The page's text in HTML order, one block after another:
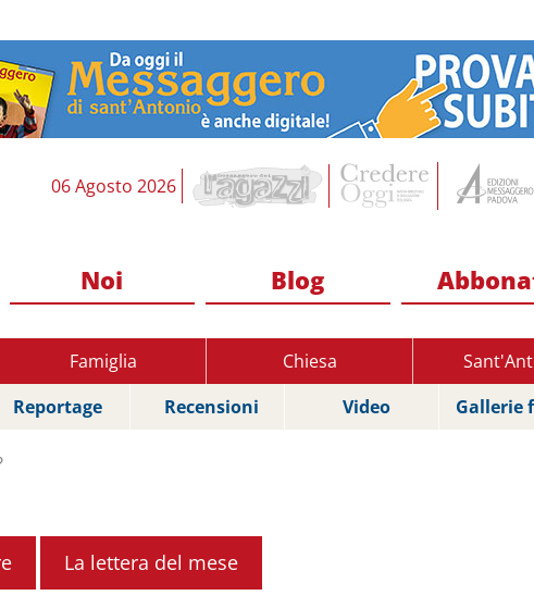
06 Agosto 2026
Noi Blog
Famiglia Chiesa
Reportage Recensioni Video Gallerie
La lettera del mese